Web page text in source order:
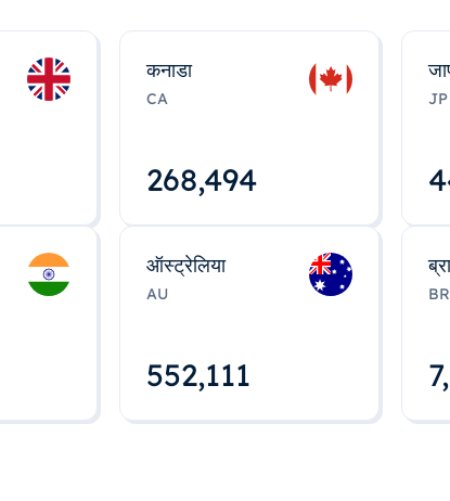
कनाडा
CA
268,495
JP
ऑस्ट्रेलिया
AU
552,112
BR